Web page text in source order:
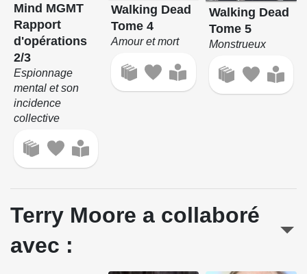
Mind MGMT
Rapport
d'opérations
2/3
Espionnage
mental et son
incidence
collective
Walking Dead
Tome 4
Amour et mort
Walking Dead
Tome 5
Monstrueux
Terry Moore a collaboré
avec :